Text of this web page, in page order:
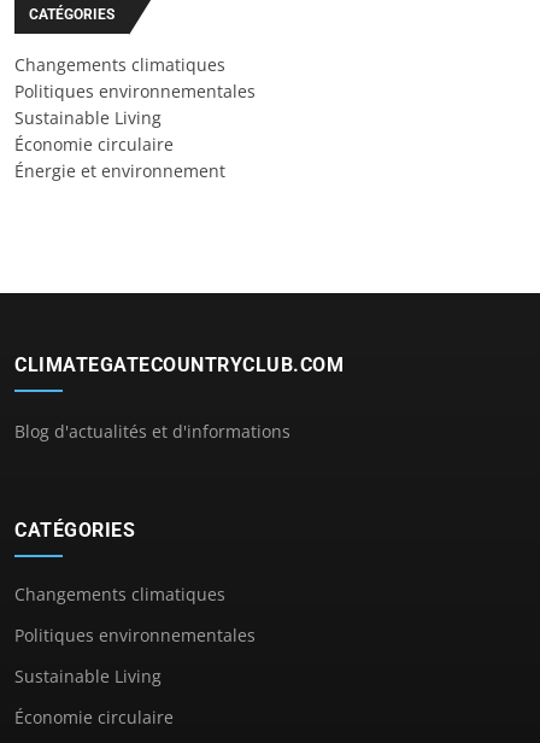
CATÉGORIES
Changements climatiques
Politiques environnementales
Sustainable Living
Économie circulaire
Énergie et environnement
CLIMATEGATECOUNTRYCLUB.COM
Blog d'actualités et d'informations
CATÉGORIES
Changements climatiques
Politiques environnementales
Sustainable Living
Économie circulaire